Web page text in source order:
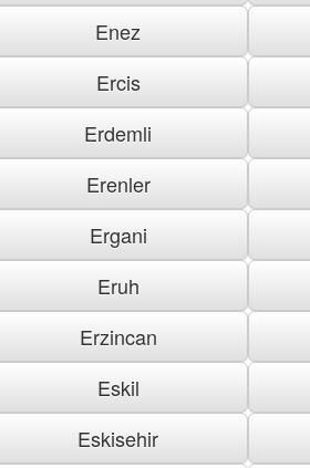
Enez
Ercis
Erdemli
Erenler
Ergani
Eruh
Erzincan
Eskil
Eskisehir